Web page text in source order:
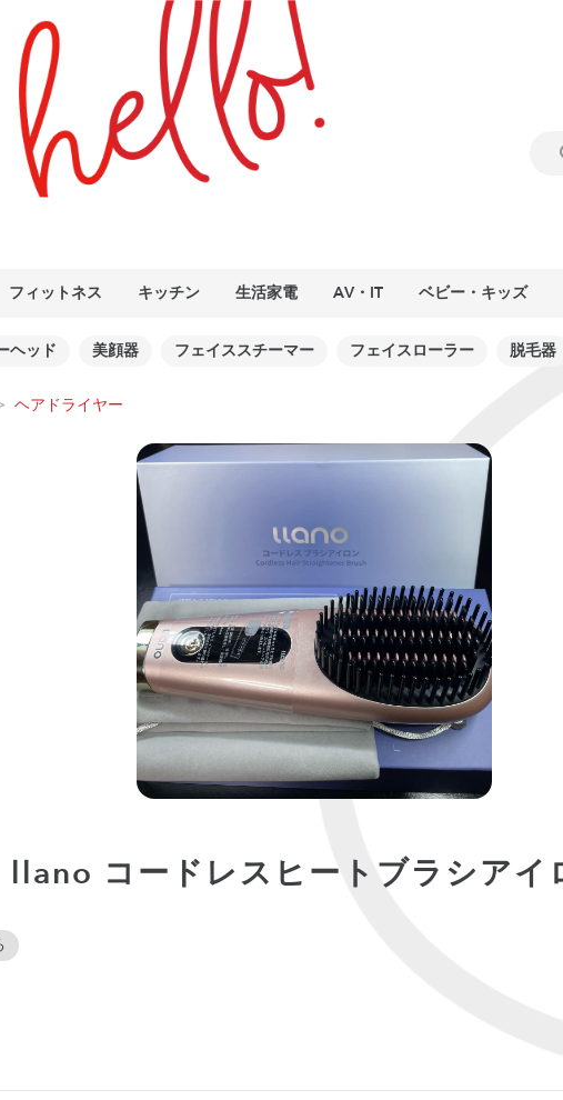
フィットネス キッチン 生活家電 AV・IT ベビー・キッズ
ヘッド 美顔器 フェイススチーマー フェイスローラー 脱毛器
ヘアドライヤー
llano コードレスヒートブラシアイ